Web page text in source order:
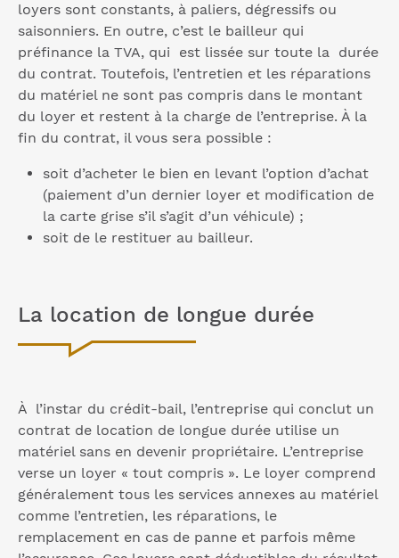
loyers sont constants, à paliers, dégressifs ou
saisonniers. En outre, c’est le bailleur qui
préfinance la TVA, qui est lissée sur toute la durée
du contrat. Toutefois, l’entretien et les réparations
du matériel ne sont pas compris dans le montant
du loyer et restent à la charge de l’entreprise. À la
fin du contrat, il vous sera possible :
soit d’acheter le bien en levant l’option d’achat
(paiement d’un dernier loyer et modification de
la carte grise s’il s’agit d’un véhicule) ;
soit de le restituer au bailleur.
La location de longue durée
À l’instar du crédit-bail, l’entreprise qui conclut un
contrat de location de longue durée utilise un
matériel sans en devenir propriétaire. L’entreprise
verse un loyer « tout compris ». Le loyer comprend
généralement tous les services annexes au matériel
comme l’entretien, les réparations, le
remplacement en cas de panne et parfois même